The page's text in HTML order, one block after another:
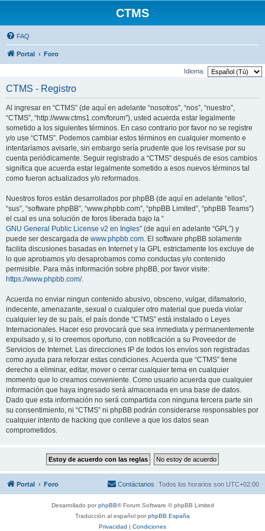
CTMS
FAQ
Portal Foro
Idioma:
CTMS - Registro
Al ingresar en “CTMS” (de aquí en adelante “nosotros”, “nos”, “nuestro”,
“CTMS”, “http://www.ctms1.com/forum”), usted acuerda estar legalmente
sometido a los siguientes términos. En caso contrario por favor no se registre
y/o use “CTMS”. Podemos cambiar estos términos en cualquier momento e
intentaríamos avisarle, sin embargo sería prudente que los revisase por su
cuenta periódicamente. Seguir registrado a “CTMS” después de esos cambios
significa que acuerda estar legalmente sometido a esos nuevos términos tal
como fueron actualizados y/o reformados.
Nuestros foros están desarrollados por phpBB (de aquí en adelante “ellos”,
“sus”, “software phpBB”, “www.phpbb.com”, “phpBB Limited”, “phpBB Teams”)
el cual es una solución de foros liberada bajo la “
GNU General Public License v2 en Ingles” (de aquí en adelante “GPL”) y
puede ser descargada de www.phpbb.com. El software phpBB solamente
facilita discusiones basadas en Internet y la GPL estrictamente los excluye de
lo que aprobamos y/o desaprobamos como conductas y/o contenido
permisible. Para más información sobre phpBB, por favor visite:
https://www.phpbb.com/.
Acuerda no enviar ningun contenido abusivo, obsceno, vulgar, difamatorio,
indecente, amenazante, sexual o cualquier otro material que pueda violar
cualquier ley de su país, el país donde “CTMS” está instalado o Leyes
Internacionales. Hacer eso provocará que sea inmediata y permanentemente
expulsado y, si lo creemos oportuno, con notificación a su Proveedor de
Servicios de Internet. Las direcciones IP de todos los envíos son registradas
como ayuda para reforzar estas condiciones. Acuerda que “CTMS” tiene
derecho a eliminar, editar, mover o cerrar cualquier tema en cualquier
momento que lo creamos conveniente. Como usuario acuerda que cualquier
información que haya ingresado será almacenada en una base de datos.
Dado que esta información no será compartida con ninguna tercera parte sin
su consentimiento, ni “CTMS” ni phpBB podrán considerarse responsables por
cualquier intento de hacking que conlleve a que los datos sean
comprometidos.
Portal Foro Todos los horarios son UTC+02:00
Contáctanos
Desarrollado porphpBB® Forum Software © phpBB Limited
Traducción al español porphpBB España
Privacidad | Condiciones